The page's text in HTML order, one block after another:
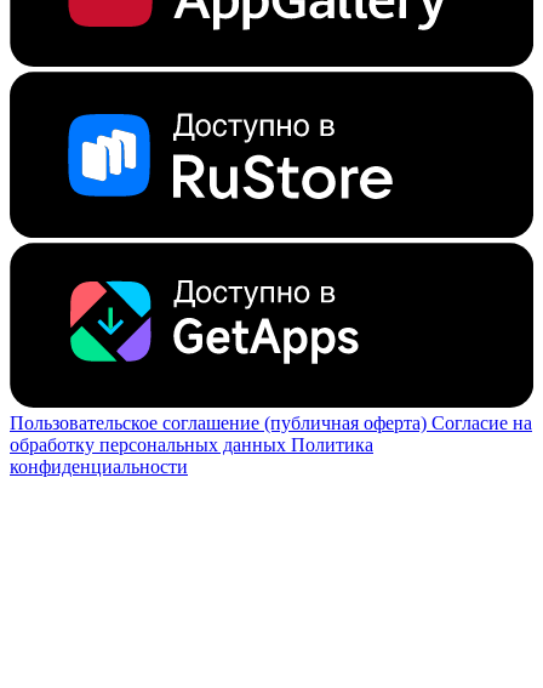
Пользовательское соглашение (публичная оферта) Согласие на
обработку персональных данных Политика
конфиденциальности